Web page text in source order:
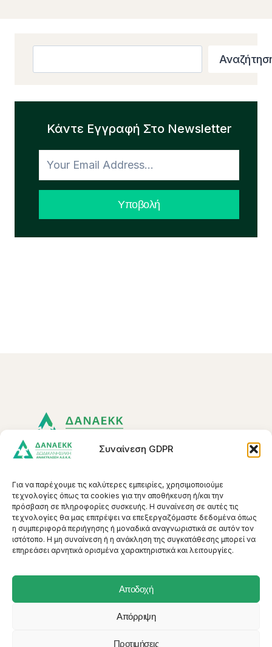
Συναίνεση GDPR
Για να παρέχουμε τις καλύτερες εμπειρίες, χρησιμοποιούμε
τεχνολογίες όπως τα cookies για την αποθήκευση ή/και την
πρόσβαση σε πληροφορίες συσκευής. Η συναίνεση σε αυτές τις
τεχνολογίες θα μας επιτρέψει να επεξεργαζόμαστε δεδομένα όπως
η συμπεριφορά περιήγησης ή μοναδικά αναγνωριστικά σε αυτόν τον
ιστότοπο. Η μη συναίνεση ή η ανάκληση της συγκατάθεσης μπορεί να
επηρεάσει αρνητικά ορισμένα χαρακτηριστικά και λειτουργίες.
Αποδοχή
Απόρριψη
Προτιμήσεις
Κάντε Εγγραφή Στο Newsletter
Υποβολή
Συλλογικό Σύστημα Εναλλακτικής
Διαχείρισης ΑΕΚΚ στα Δωδεκάνησα